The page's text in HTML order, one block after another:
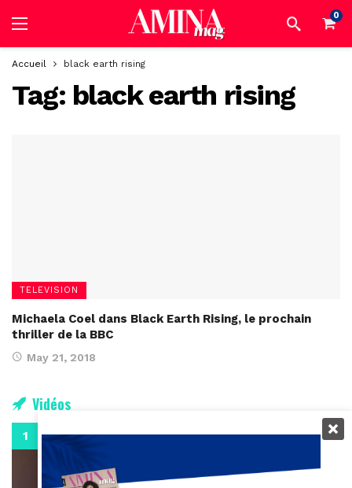
0
Accueil black earth rising
Tag: black earth rising
TELEVISION
Michaela Coel dans Black Earth Rising, le prochain
thriller de la BBC
May 21, 2018
Vidéos
0:29